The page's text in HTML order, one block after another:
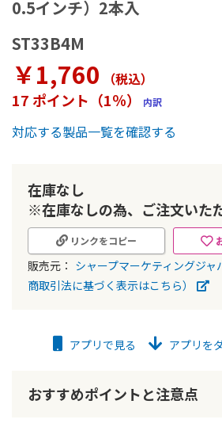
0.5インチ）2本入
ST33B4M
￥1,760 （税込）
17 ポイント（1％） 内訳
対応する製品一覧を確認する
在庫なし
※在庫なしの為、ご注文いた
リンクをコピー
販売元： シャープマーケティングジ
商取引法に基づく表示はこちら）
ジ
ャ
リ
ー
の
最
初
動
アプリで見る アプリを
おすすめポイントと注意点